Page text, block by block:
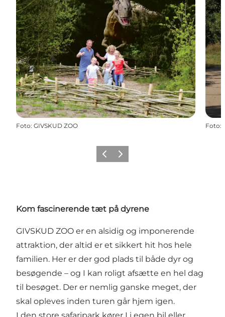
Foto: GIVSKUD ZOO Foto:
ForrigeNæste
Kom fascinerende tæt på dyrene
GIVSKUD ZOO er en alsidig og imponerende
attraktion, der altid er et sikkert hit hos hele
familien. Her er der god plads til både dyr og
besøgende – og I kan roligt afsætte en hel dag
til besøget. Der er nemlig ganske meget, der
skal opleves inden turen går hjem igen.